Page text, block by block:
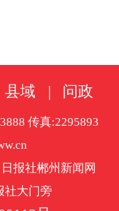
县域 | 问政
传真:2295893
报社郴州新闻网
社大门旁